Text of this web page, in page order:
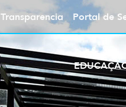
Transparencia Portal de